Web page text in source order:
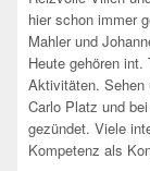
hier schon immer
Mahler und
Heute gehören
Aktivitäten. Sehen
Carlo Platz und
gezündet. Viele
Kompetenz als